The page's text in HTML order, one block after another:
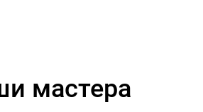
мастера